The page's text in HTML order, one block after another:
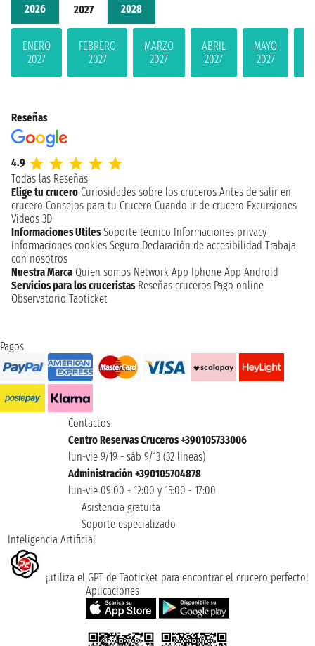
2026 2027 2028
ENERO
2027
FEBRERO
2027
MARZO
2027
ABRIL
2027
MAYO
2027
Reseñas
4.9
Todas las Reseñas
Elige tu crucero Curiosidades sobre los cruceros Antes de salir en
crucero Consejos para tu Crucero Cuando ir de crucero Excursiones
Videos 3D
Informaciones Utiles Soporte técnico Informaciones privacy
Informaciones cookies Seguro Declaración de accesibilidad Trabaja
con nosotros
Nuestra Marca Quien somos Network App Iphone App Android
Servicios para los cruceristas Reseñas cruceros Pago online
Observatorio Taoticket
Pagos
Contactos
Centro Reservas Cruceros +390105733006
lun-vie 9/19 - sáb 9/13 (32 lineas)
Administración +390105704878
lun-vie 09:00 - 12:00 y 15:00 - 17:00
Asistencia gratuita
Soporte especializado
Inteligencia Artificial
¡utiliza el GPT de Taoticket para encontrar el crucero perfecto!
Aplicaciones